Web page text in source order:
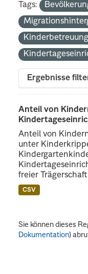
Tags:
Ergebnisse
Anteil von
Anteil von
unter
freier
CSV
Sie können dieses
Dokumentation)